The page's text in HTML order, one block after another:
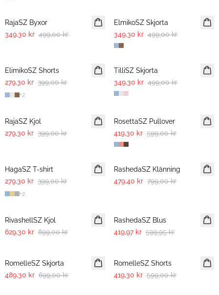
RajaSZ Byxor
349,30 kr 499,00 kr
ElmikoSZ Skjorta
349,30 kr 499,00 kr
ElimikoSZ Shorts
279,30 kr 399,00 kr
+2
30%
TilliSZ Skjorta
349,30 kr 499,00 kr
RajaSZ Kjol
279,30 kr 399,00 kr
RosettaSZ Pullover
419,30 kr 599,00 kr
HagaSZ T-shirt
279,30 kr 399,00 kr
+2
-40%
RashedaSZ Klänning
479,40 kr 799,00 kr
RivashellSZ Kjol
629,30 kr 899,00 kr
RashedaSZ Blus
419,97 kr 599,95 kr
RomelleSZ Skjorta
489,30 kr 699,00 kr
RomelleSZ Shorts
419,30 kr 599,00 kr